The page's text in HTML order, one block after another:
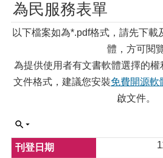
為民服務表單
以下檔案如為*.pdf格式，請先下載
體，方可閱
為提供使用者有文書軟體選擇的
文件格式，建議您安裝免費開源軟
啟文件。